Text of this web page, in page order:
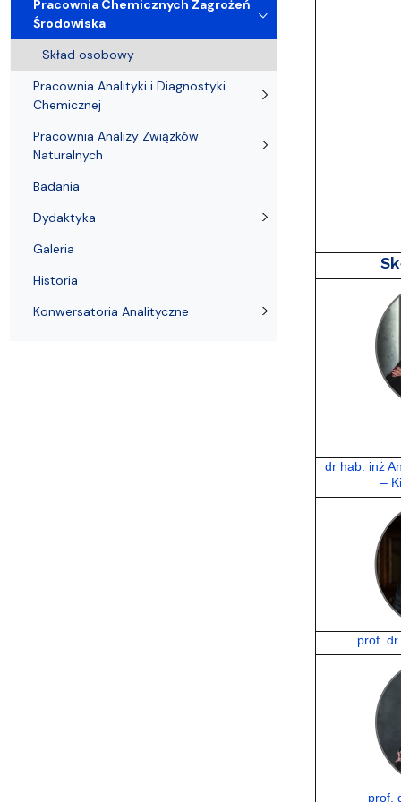
dr hab. inż
–
prof.
prof.
Pracownia Chemicznych Zagrożeń
Środowiska
Skład osobowy
Pracownia Analityki i Diagnostyki
Chemicznej
Pracownia Analizy Związków
Naturalnych
Badania
Dydaktyka
Galeria
Historia
Konwersatoria Analityczne